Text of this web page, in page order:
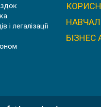
і легалізації
БІЗНЕС